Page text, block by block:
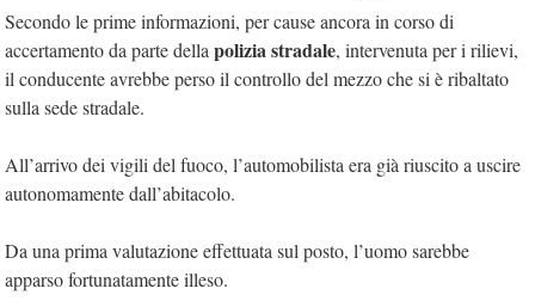
Secondo le prime informazioni, per cause ancora in corso di
accertamento da parte della polizia stradale, intervenuta per i rilievi,
il conducente avrebbe perso il controllo del mezzo che si è ribaltato
sulla sede stradale.
All’arrivo dei vigili del fuoco, l’automobilista era già riuscito a uscire
autonomamente dall’abitacolo.
Da una prima valutazione effettuata sul posto, l’uomo sarebbe
apparso fortunatamente illeso.